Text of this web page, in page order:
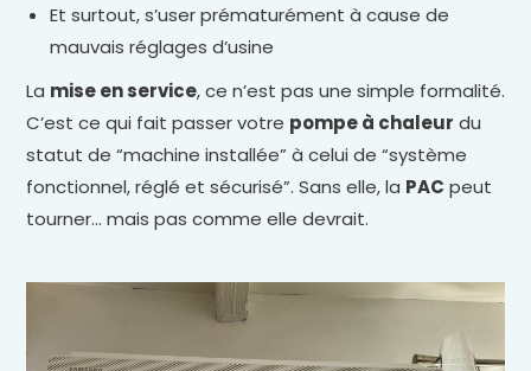
Et surtout, s’user prématurément à cause de
mauvais réglages d’usine
La mise en service, ce n’est pas une simple formalité.
C’est ce qui fait passer votre pompe à chaleur du
statut de “machine installée” à celui de “système
fonctionnel, réglé et sécurisé”. Sans elle, la PAC peut
tourner… mais pas comme elle devrait.